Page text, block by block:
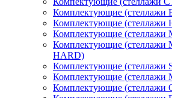
Комплектующие
Комплектующие (стеллажи
Комплектующие (стеллажи
Комплектующие (стеллажи
HARD)
Комплектующие (стеллажи
Комплектующие
Комплектующие